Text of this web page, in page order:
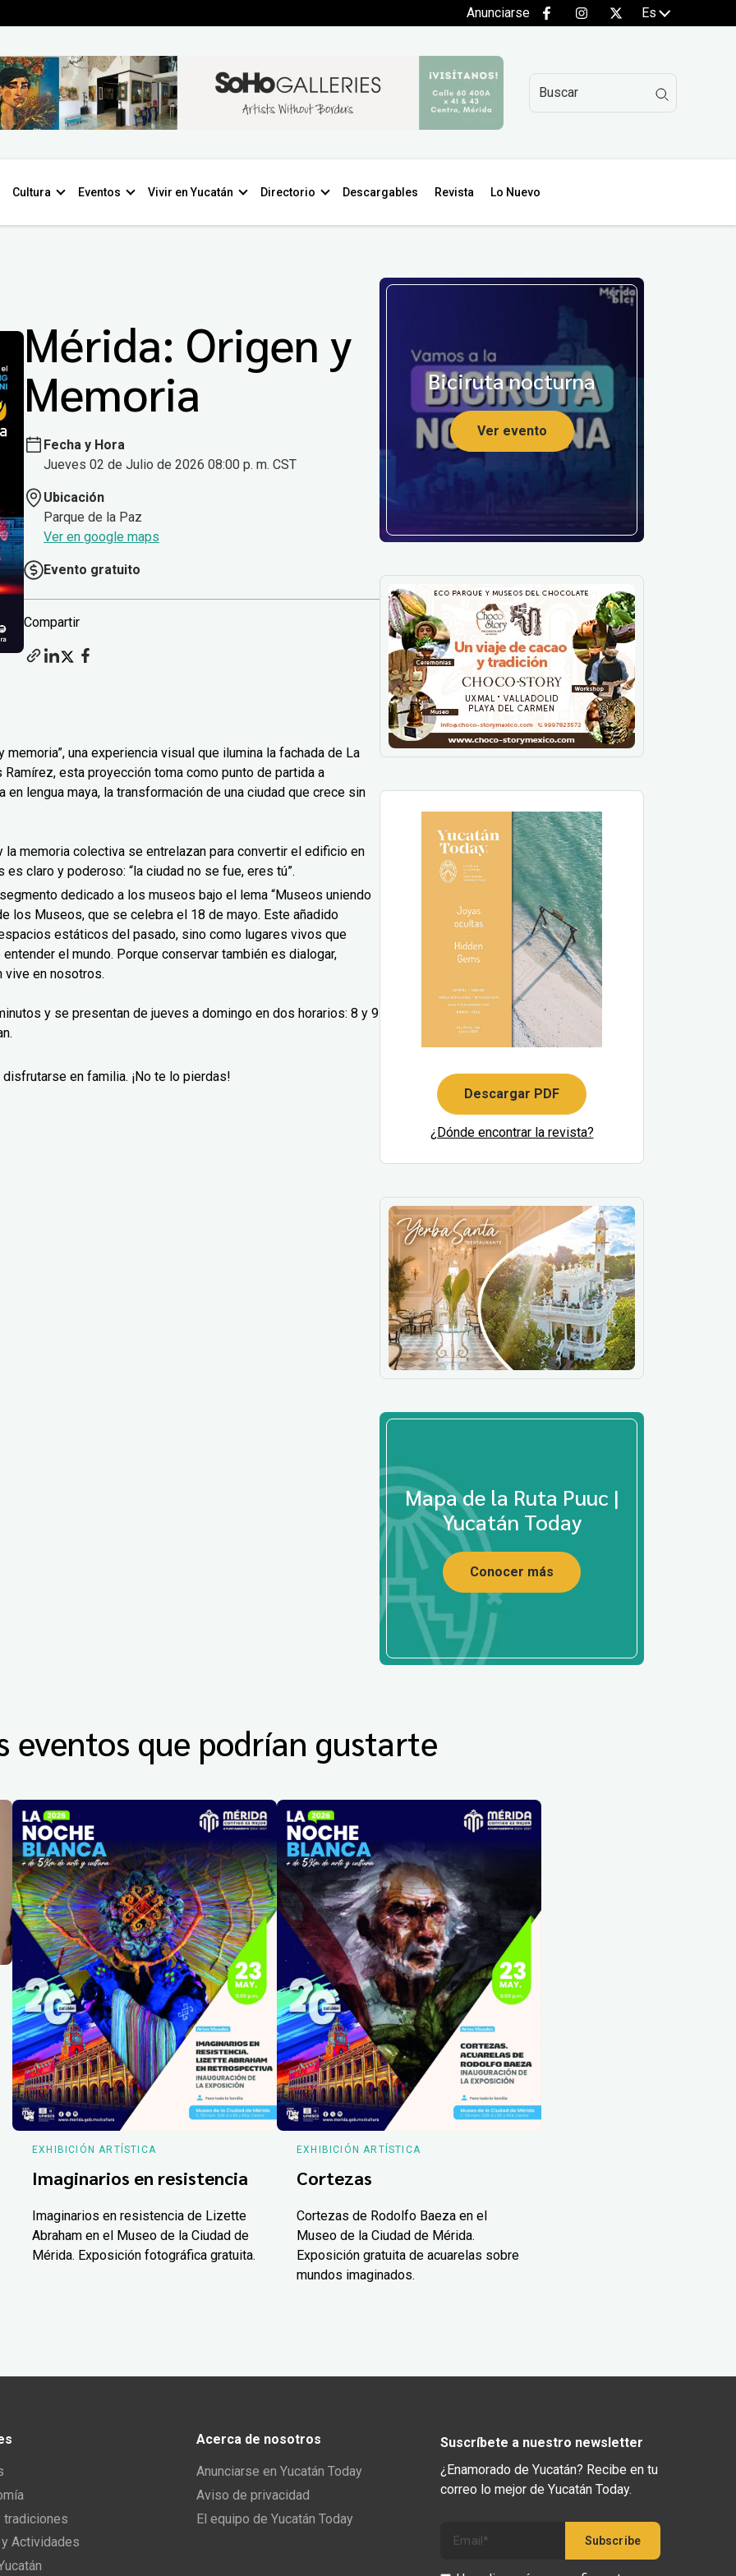
Anunciarse Es
Cultura Eventos Vivir en Yucatán Directorio Descargables Revista Lo Nuevo
Mérida: Origen y
Memoria
Fecha y Hora
Jueves 02 de Julio de 2026 08:00 p. m. CST
Ubicación
Parque de la Paz
Ver en google maps
Evento gratuito
Compartir
una experiencia visual que ilumina la fachada de La
esta proyección toma como punto de partida a
lengua maya, la transformación de una ciudad que crece sin
memoria colectiva se entrelazan para convertir el edificio en
claro y poderoso: “la ciudad no se fue, eres tú”.
dedicado a los museos bajo el lema “Museos uniendo
los Museos, que se celebra el 18 de mayo. Este añadido
estáticos del pasado, sino como lugares vivos que
el mundo. Porque conservar también es dialogar,
vive en nosotros.
y se presentan de jueves a domingo en dos horarios: 8 y 9
en familia. ¡No te lo pierdas!
Biciruta nocturna
Ver evento
Descargar PDF
¿Dónde encontrar la revista?
Mapa de la Ruta Puuc |
Yucatán Today
Conocer más
eventos que podrían gustarte
EXHIBICIÓN ARTÍSTICA
Imaginarios en resistencia
Imaginarios en resistencia de Lizette
Abraham en el Museo de la Ciudad de
Mérida. Exposición fotográfica gratuita.
EXHIBICIÓN ARTÍSTICA
Cortezas
Cortezas de Rodolfo Baeza en el
Museo de la Ciudad de Mérida.
Exposición gratuita de acuarelas sobre
mundos imaginados.
tradiciones
Actividades
Acerca de nosotros
Anunciarse en Yucatán Today
Aviso de privacidad
El equipo de Yucatán Today
Suscríbete a nuestro newsletter
¿Enamorado de Yucatán? Recibe en tu
correo lo mejor de Yucatán Today.